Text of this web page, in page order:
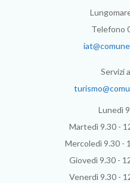
Telefono
Servizi
Lunedì
Martedì 9.30 -
Mercoledì 9.30 -
Giovedì 9.30 -
Venerdì 9.30 -